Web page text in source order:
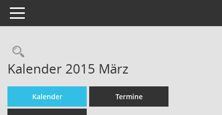
Toggle navigation
Kalender 2015 März
Kalender Termine